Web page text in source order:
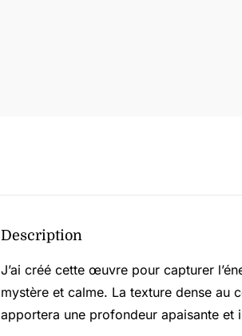
Description
J’ai créé cette œuvre pour capturer
mystère et calme. La texture dense au
apportera une profondeur apaisante et